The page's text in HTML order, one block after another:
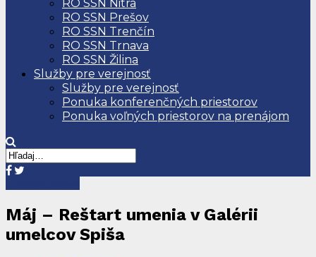
RO SSN Nitra
RO SSN Prešov
RO SSN Trenčín
RO SSN Trnava
RO SSN Žilina
Služby pre verejnosť
Služby pre verejnosť
Ponuka konferenčných priestorov
Ponuka voľných priestorov na prenájom
Máj – Reštart umenia v Galérii
umelcov Spiša